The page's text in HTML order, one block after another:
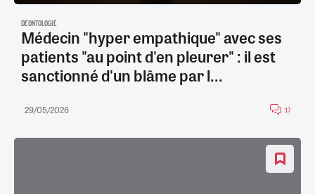
DÉONTOLOGIE
Médecin "hyper empathique" avec ses
patients "au point d'en pleurer" : il est
sanctionné d'un blâme par l...
29/05/2026 17